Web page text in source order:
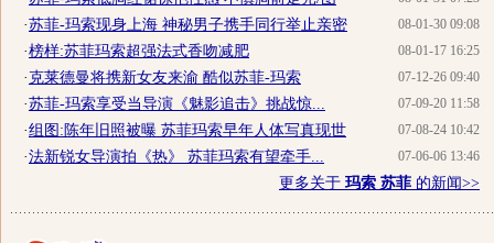
08-01-30 09:08
·苏菲-玛索现身上海 神秘男子携手同行举止亲密
08-01-17 16:25
·榜样:苏菲玛索超强法式香吻减肥
07-12-26 09:40
·克莱德曼将携新女友来渝 酷似苏菲-玛索
07-09-20 11:58
·苏菲-玛索享受当导演《魅影追击》挑战惊...
07-08-24 10:42
·组图:陈年旧照被曝 苏菲玛索早年人体写真现世
07-06-06 13:46
·法新锐女导演拍《热》 苏菲玛索有望牵手...
更多关于 玛索 苏菲 的新闻>>